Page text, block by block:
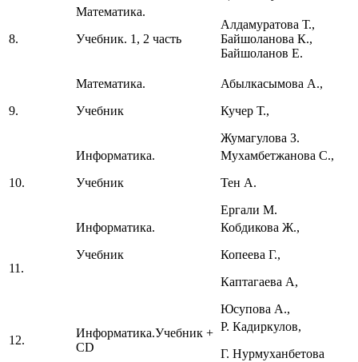
8.
Математика.
Учебник. 1, 2 часть
Алдамуратова Т.,
Байшоланова К.,
Байшоланов Е.
9.
Математика.
Учебник
Абылкасымова А.,
Кучер Т.,
Жумагулова З.
10.
Информатика.
Учебник
Мухамбетжанова С.,
Тен А.
Ергали М.
11.
Информатика.
Учебник
Кобдикова Ж.,
Копеева Г.,
Каптагаева А,
Юсупова А.,
12.
Информатика.Учебник +
CD
Р. Кадиркулов,
Г. Нурмуханбетова